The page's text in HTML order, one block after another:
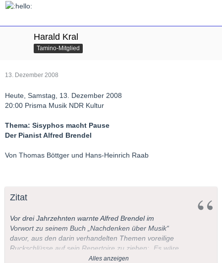
Harald Kral
Tamino-Mitglied
13. Dezember 2008
Heute, Samstag, 13. Dezember 2008
20:00 Prisma Musik NDR Kultur
Thema: Sisyphos macht Pause
Der Pianist Alfred Brendel
Von Thomas Böttger und Hans-Heinrich Raab
Zitat
Vor drei Jahrzehnten warnte Alfred Brendel im
Vorwort zu seinem Buch „Nachdenken über Musik“
davor, aus den darin verhandelten Themen voreilige
Ruckschlüsse auf sein Repertoire zu ziehen: „Es wäre
ein Missverständnis, wollte man aus den hier
Alles anzeigen